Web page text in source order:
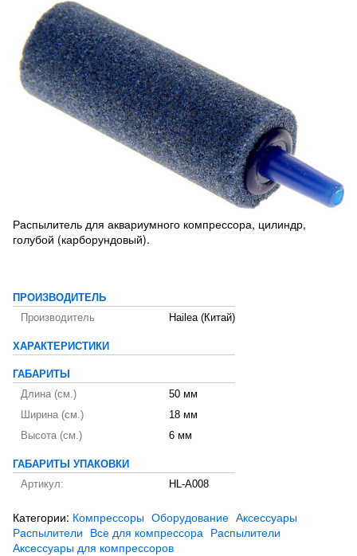
Распылитель для аквариумного компрессора, цилиндр,
голубой (карборундовый).
ПРОИЗВОДИТЕЛЬ
Производитель
Hailea (Китай)
ХАРАКТЕРИСТИКИ
ГАБАРИТЫ
Длина (см.)
50 мм
Ширина (см.)
18 мм
Высота (см.)
6 мм
ГАБАРИТЫ УПАКОВКИ
Артикул:
HL-A008
Категории: Компрессоры Оборудование Аксессуары
Распылители Все для компрессора Распылители
Аксессуары для компрессоров